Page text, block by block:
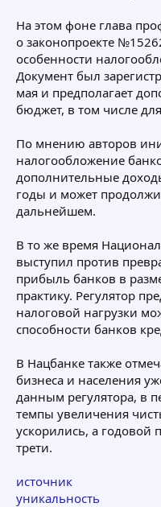
На этом фоне глава
о законопроекте
особенности
Документ был
мая и предполагает
бюджет, в том числе
По мнению авторов
налогообложение
дополнительные
годы и может
дальнейшем.
В то же время
выступил против
прибыль банков в
практику. Регулятор
налоговой нагрузки
способности банков
В Нацбанке также
бизнеса и населения
данным регулятора, в
темпы увеличения
ускорились, а годовой
трети.
источник
уникальность